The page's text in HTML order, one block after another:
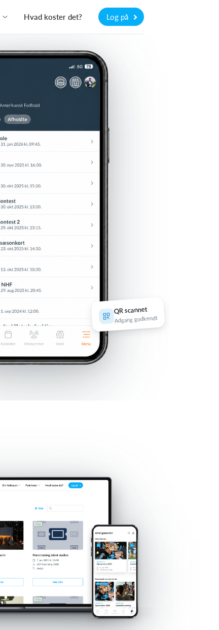
Hvad koster det? Log på
QR scannet
Adgang godkendt